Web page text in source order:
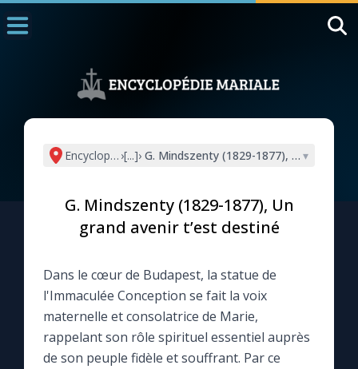
L'actualité de la semaine
La newsletter
La vidéo de la semaine
Encyclopédie mariale
›[...]› G. Mindszenty (1829-1877), Un grand
▾
G. Mindszenty (1829-1877), Un
grand avenir t’est destiné
Dans le cœur de Budapest, la statue de
l'Immaculée Conception se fait la voix
maternelle et consolatrice de Marie,
rappelant son rôle spirituel essentiel auprès
de son peuple fidèle et souffrant. Par ce